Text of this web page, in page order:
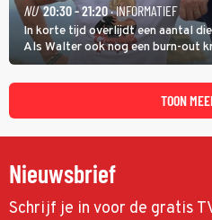
NU 20:30 - 21:20· INFORMATIEF
In korte tijd overlijdt een aantal
Als Walter ook nog een burn-out
een nieuwe start te maken door
ze een moeizame start beleven.
TOON
Nieuwsbrief
Schrijf je in voor de gratis